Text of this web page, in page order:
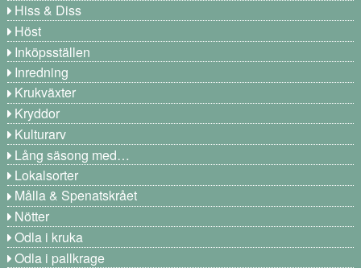
Hiss & Diss
Höst
Inköpsställen
Inredning
Krukväxter
Kryddor
Kulturarv
Lång säsong med…
Lokalsorter
Målla & Spenatskrået
Nötter
Odla i kruka
Odla i pallkrage